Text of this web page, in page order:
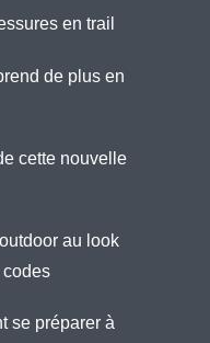
en trail
de plus en
cette nouvelle
au look
codes
se préparer à